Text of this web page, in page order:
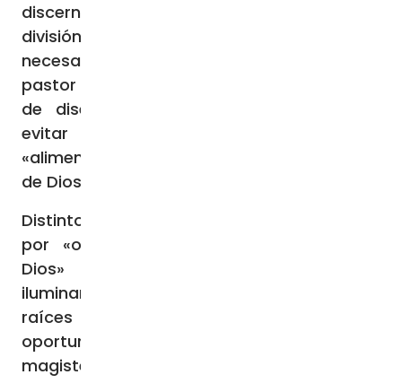
discernimiento, e infecundo si lleva a la
división y a la polarización», pero «es
necesario excluir la posibilidad de que un
pastor interprete personalmente un acto
de disenso del Magisterio papal», para
evitar que la contestación pública
«alimente la polarización dentro del pueblo
de Dios».
Distinto es el caso del disenso manifestado
por «otros componentes del Pueblo de
Dios» o por teólogos, «cuya tarea es
iluminar a la luz de la razón teológica las
raíces de la impracticabilidad o de la
oportunidad de una medida o enseñanza
magisterial».